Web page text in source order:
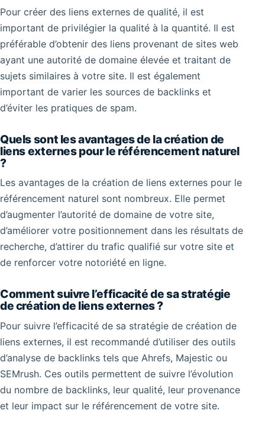
Pour créer des liens externes de qualité, il est
important de privilégier la qualité à la quantité. Il est
préférable d’obtenir des liens provenant de sites web
ayant une autorité de domaine élevée et traitant de
sujets similaires à votre site. Il est également
important de varier les sources de backlinks et
d’éviter les pratiques de spam.
Quels sont les avantages de la création de
liens externes pour le référencement naturel
?
Les avantages de la création de liens externes pour le
référencement naturel sont nombreux. Elle permet
d’augmenter l’autorité de domaine de votre site,
d’améliorer votre positionnement dans les résultats de
recherche, d’attirer du trafic qualifié sur votre site et
de renforcer votre notoriété en ligne.
Comment suivre l’efficacité de sa stratégie
de création de liens externes ?
Pour suivre l’efficacité de sa stratégie de création de
liens externes, il est recommandé d’utiliser des outils
d’analyse de backlinks tels que Ahrefs, Majestic ou
SEMrush. Ces outils permettent de suivre l’évolution
du nombre de backlinks, leur qualité, leur provenance
et leur impact sur le référencement de votre site.